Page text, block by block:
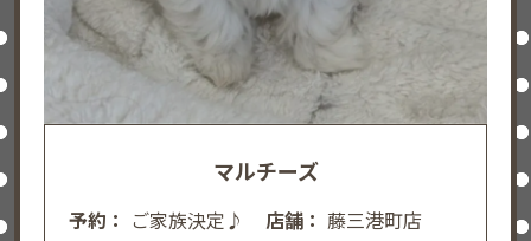
マルチーズ
予約： ご家族決定♪ 店舗： 藤三港町店